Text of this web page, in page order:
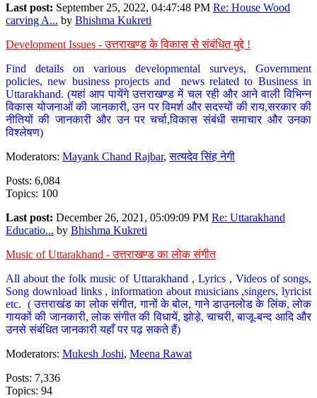
Last post: September 25, 2022, 04:47:48 PM Re: House Wood
carving A... by Bhishma Kukreti
Development Issues - उत्तराखण्ड के विकास से संबंधित मुद्दे !
Find details on various developmental surveys, Government
policies, new business projects and news related to Business in
Uttarakhand. (यहां आप पायेंगे उत्तराखण्ड में चल रही और आने वाली विभिन्न
विकास योजनाओं की जानकारी, उन पर विमर्श और सदस्यों की राय,सरकार की
नीतियों की जानकारी और उन पर चर्चा,विकास संबंधी समाचार और उनका
विश्लेषण)
Moderators: Mayank Chand Rajbar,सत्यदेव सिंह नेगी
Posts: 6,084
Topics: 100
Last post: December 26, 2021, 05:09:09 PM Re: Uttarakhand
Educatio... by Bhishma Kukreti
Music of Uttarakhand - उत्तराखण्ड का लोक संगीत
All about the folk music of Uttarakhand , Lyrics , Videos of songs,
Song download links , information about musicians ,singers, lyricist
etc. ( उत्तराखंड का लोक संगीत, गानों के बोल, गाने डाउनलोड के लिंक, लोक
गायकों की जानकारी, लोक संगीत की विधायें, झोड़े, चाचरी, बाजू-बन्द आदि और
उनसे संबंधित जानकारी यहाँ पर पढ़ सकते हैं)
Moderators: Mukesh Joshi, Meena Rawat
Posts: 7,336
Topics: 94